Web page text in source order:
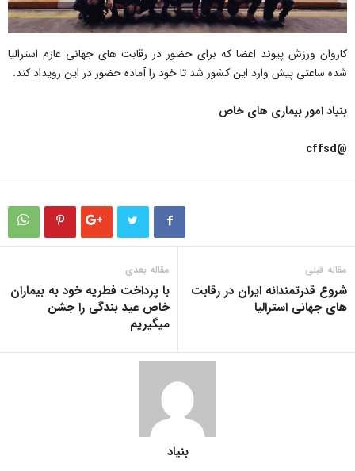
کاروان ورزش پیوند اعضا که برای حضور در رقابت های جهانی عازم استرالیا
شده ساعتی پیش وارد این کشور شد تا خود را آماده حضور در این رویداد کند.
بنیاد امور بیماری های خاص
@cffsd
مقاله قبلی
شروع قدرتمندانه ایران در رقابت
های جهانی استرالیا
مقاله بعدی
با پرداخت فطریه خود به بیماران
خاص عید بندگی را جشن
میگیریم
بنیاد